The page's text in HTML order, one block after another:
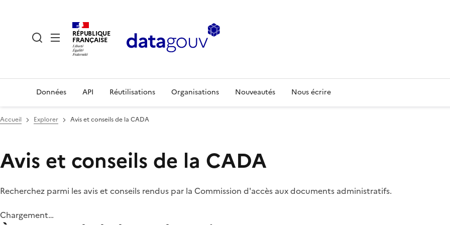
RÉPUBLIQUE
FRANÇAISE
Données API Réutilisations Organisations Nouveautés Nous écrire
Accueil Explorer Avis et conseils de la CADA
Avis et conseils de la CADA
Recherchez parmi les avis et conseils rendus par la Commission d'accès aux documents administratifs.
Chargement…